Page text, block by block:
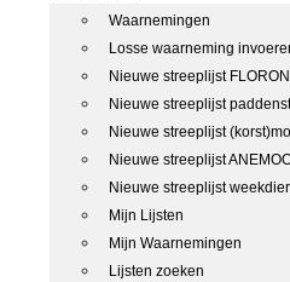
Waarnemingen
Losse waarneming
Nieuwe streeplijst FLORON
Nieuwe streeplijst
Nieuwe streeplijst
Nieuwe streeplijst
Nieuwe streeplijst
Mijn Lijsten
Mijn Waarnemingen
Lijsten zoeken